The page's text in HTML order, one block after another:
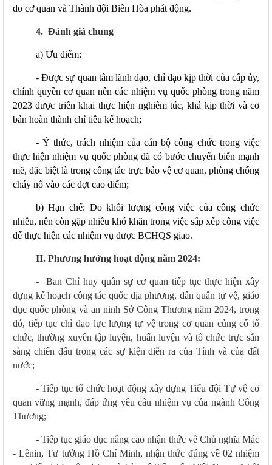
do cơ quan và Thành đội Biên Hòa phát động.
4. Đánh giá chung
a) Ưu điểm:
- Được sự quan tâm lãnh đạo, chỉ đạo kịp thời của cấp ủy,
chính quyền cơ quan nên các nhiệm vụ quốc phòng trong năm
2023được triển khai thực hiện nghiêm túc, khá kịp thời và cơ
bản hoàn thành chỉ tiêu kế hoạch;
- Ý thức, trách nhiệm của cán bộ công chức trong việc
thực hiện nhiệm vụ quốc phòng đã có bước chuyển biến mạnh
mẽ, đặc biệt là trong công tác trực bảo vệ cơ quan, phòng chống
cháy nổ vào các đợt cao điểm;
b) Hạn chế: Do khối lượng công việc củacông chức
nhiều, nên còn gặp nhiều khó khăn trong việc sắp xếp công việc
để thực hiện các nhiệm vụ được BCHQS giao.
II. Phương hướng hoạt động năm 2024:
-
Ban Chỉ huy quân sự cơ quan tiếp tục thực hiện xây
dựng kế hoạch công tác quốc địa phương, dân quân tự vệ, giáo
dục quốc phòng và an ninh Sở Công Thương năm 2024, trong
đó, tiếp tục chỉ đạo lực lượng tự vệ trong cơ quan củng cố tổ
chức, thường xuyên tập luyện, huấn luyện và tổ chức trực sẵn
sàng chiến đấu trong các sự kiện diễn ra của Tỉnh và của đất
nước;
- Tiếp tục tổ chức hoạt động xây dựng Tiểu đội Tự vệ cơ
quan vững mạnh, đáp ứng yêu cầu nhiệm vụ của ngành Công
Thương;
-Tiếp tục giáo dục nâng cao nhận thức về Chủ nghĩa Mác
- Lênin, Tư tưởng Hồ Chí Minh, nhận thức đúng về 02 nhiệm